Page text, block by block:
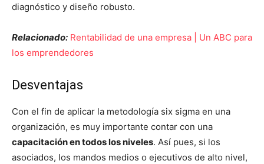
diagnóstico y diseño robusto.
Relacionado: Rentabilidad de una empresa | Un ABC para
los emprendedores
Desventajas
Con el fin de aplicar la metodología six sigma en una
organización, es muy importante contar con una
capacitación en todos los niveles. Así pues, si los
asociados, los mandos medios o ejecutivos de alto nivel,